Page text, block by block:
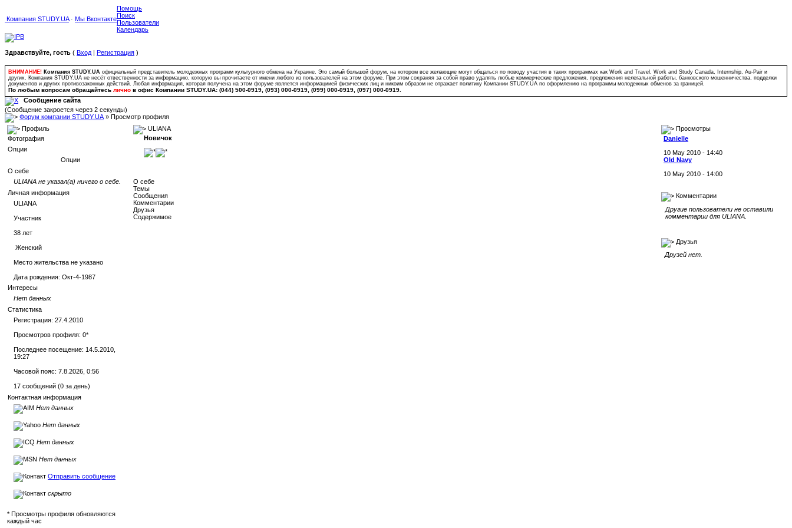
Компания STUDY.UA· Мы Вконтакте
Помощь
Поиск
Пользователи
Календарь
Здравствуйте, гость ( Вход | Регистрация )
ВНИМАНИЕ! Компания STUDY.UA официальный представитель молодежных программ культурного обмена на Украине. Это самый большой форум, на котором все желающие могут общаться по поводу участия в таких программах как Work and Travel, Work and Study Canada, Internship, Au-Pair и
других. Компания STUDY.UA не несёт отвественности за информацию, которую вы прочитаете от имени любого из пользователей на этом форуме. При этом сохраняя за собой право удалять любые коммерческие предложения, предложения нелегальной работы, банковского мошенничества, подделки
документов и других противозаконных действий. Любая информация, которая получена на этом форуме является информациией физических лиц и никоим образом не отражает политику Компании STUDY.UA по оформлению на программы молодежных обменов за границей.
По любым вопросам обращайтесь лично в офис Компании STUDY.UA: (044) 500-0919, (093) 000-0919, (099) 000-0919, (097) 000-0919.
Сообщение сайта
(Сообщение закроется через 2 секунды)
Форум компании STUDY.UA » Просмотр профиля
Профиль
Фотография
Опции
Опции
О себе
ULIANA не указал(а) ничего о себе.
Личная информация
ULIANA
Участник
38 лет
Женский
Место жительства не указано
Дата рождения: Окт-4-1987
Интересы
Нет данных
Статистика
Регистрация: 27.4.2010
Просмотров профиля: 0*
Последнее посещение: 14.5.2010,
19:27
Часовой пояс: 7.8.2026, 0:56
17 сообщений (0 за день)
Контактная информация
Нет данных
Нет данных
Нет данных
Нет данных
Отправить сообщение
скрыто
* Просмотры профиля обновляются
каждый час
ULIANA
Новичок
О себе
Темы
Сообщения
Комментарии
Друзья
Содержимое
Просмотры
Danielle
10 May 2010 - 14:40
Old Navy
10 May 2010 - 14:00
Комментарии
Другие пользователи не оставили
комментарии для ULIANA.
Друзья
Друзей нет.